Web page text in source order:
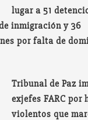
lugar a 51
inmigración y 36
por falta de
Tribunal de Paz
exjefes FARC por
violentos que